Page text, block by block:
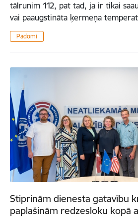
tālrunim 112, pat tad, ja ir tikai
vai paaugstināta ķermeņa
Padomi
Stiprinām dienesta gatavību
paplašinām redzesloku kopā